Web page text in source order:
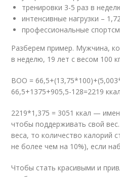
тренировки 3-5 раз в
интенсивные нагрузки –
профессиональные
Разберем пример. Мужчина,
в неделю, 19 лет с весом 100
ВОО =
66,5+1375+905,5-128=2219
2219*1,375 = 3051 ккал —
чтобы поддерживать свой
веса, то количество калорий
не более чем на 10%), если
Чтобы стать красивыми и